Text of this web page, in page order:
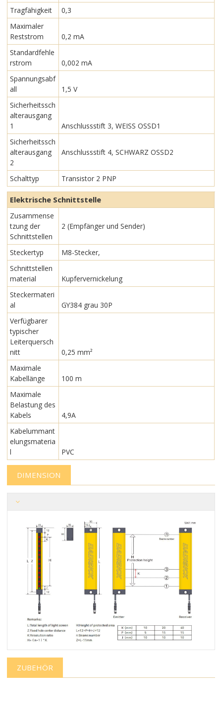
Tragfähigkeit
0,3
Maximaler
Reststrom
0,2 mA
Standardfehle
rstrom
0,002 mA
Spannungsabf
all
1,5 V
Sicherheitssch
alterausgang
1
Anschlussstift 3, WEISS OSSD1
Sicherheitssch
alterausgang
2
Anschlussstift 4, SCHWARZ OSSD2
Schalttyp Transistor 2 PNP
Elektrische Schnittstelle
Zusammense
tzung der
Schnittstellen
2 (Empfänger und Sender)
Steckertyp
M8-Stecker,
Schnittstellen
material
Kupfervernickelung
Steckermateri
al
GY384 grau 30P
Verfügbarer
typischer
Leiterquersch
nitt
0,25 mm²
Maximale
Kabellänge
100 m
Maximale
Belastung des
Kabels
4,9A
Kabelummant
elungsmateria
l
PVC
DIMENSION
ZUBEHÖR